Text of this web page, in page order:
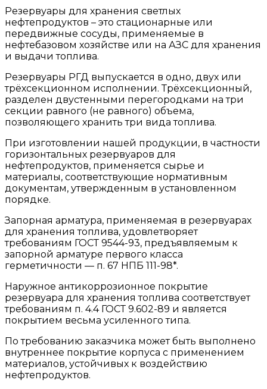
Резервуары для хранения светлых
нефтепродуктов – это стационарные или
передвижные сосуды, применяемые в
нефтебазовом хозяйстве или на АЗС для хранения
и выдачи топлива.
Резервуары РГД выпускается в одно, двух или
трёхсекционном исполнении. Трёхсекционный,
разделен двустенными перегородками на три
секции равного (не равного) объема,
позволяющего хранить три вида топлива.
При изготовлении нашей продукции, в частности
горизонтальных резервуаров для
нефтепродуктов, применяется сырье и
материалы, соответствующие нормативным
документам, утвержденным в установленном
порядке.
Запорная арматура, применяемая в резервуарах
для хранения топлива, удовлетворяет
требованиям ГОСТ 9544-93, предъявляемым к
запорной арматуре первого класса
герметичности — п. 67 НПБ 111-98*.
Наружное антикоррозионное покрытие
резервуара для хранения топлива соответствует
требованиям п. 4.4 ГОСТ 9.602-89 и является
покрытием весьма усиленного типа.
По требованию заказчика может быть выполнено
внутреннее покрытие корпуса с применением
материалов, устойчивых к воздействию
нефтепродуктов.